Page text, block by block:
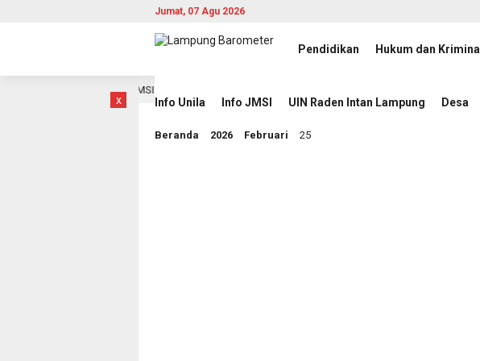
Jumat, 07 Agu 2026
Pendidikan Hukum dan Kriminal
Info Unila Info JMSI UIN Raden Intan Lampung Desa
x
Berbasis AI di JMSI
Beranda 2026 Februari 25